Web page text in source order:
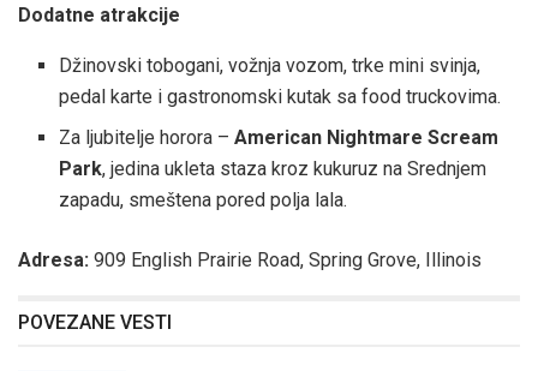
Dodatne atrakcije
Džinovski tobogani, vožnja vozom, trke mini svinja,
pedal karte i gastronomski kutak sa food truckovima.
Za ljubitelje horora –American Nightmare Scream
Park, jedina ukleta staza kroz kukuruz na Srednjem
zapadu, smeštena pored polja lala.
Adresa: 909 English Prairie Road, Spring Grove, Illinois
POVEZANE VESTI